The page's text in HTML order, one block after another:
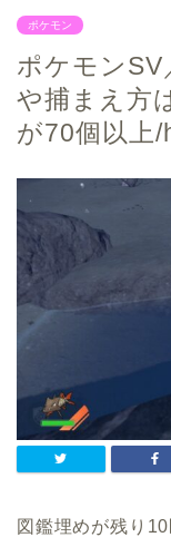
ポケモン
ポケモン
や捕まえ方
が70個以上/
図鑑埋めが残り